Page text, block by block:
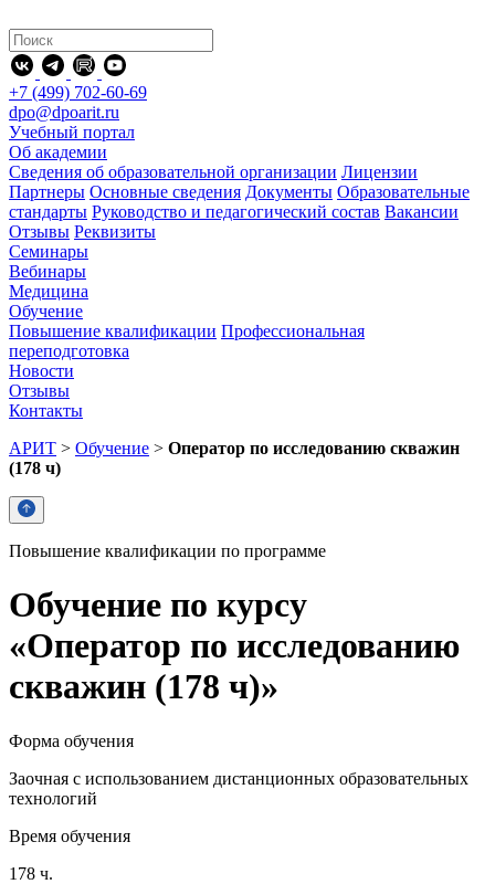
+7 (499) 702-60-69
dpo@dpoarit.ru
Учебный портал
Об академии
Сведения об образовательной организации Лицензии
Партнеры Основные сведения Документы Образовательные
стандарты Руководство и педагогический состав Вакансии
Отзывы Реквизиты
Семинары
Вебинары
Медицина
Обучение
Повышение квалификации Профессиональная
переподготовка
Новости
Отзывы
Контакты
АРИТ > Обучение > Оператор по исследованию скважин
(178 ч)
Повышение квалификации по программе
Обучение по курсу
«Оператор по исследованию
скважин (178 ч)»
Форма обучения
Заочная с использованием дистанционных образовательных
технологий
Время обучения
178 ч.